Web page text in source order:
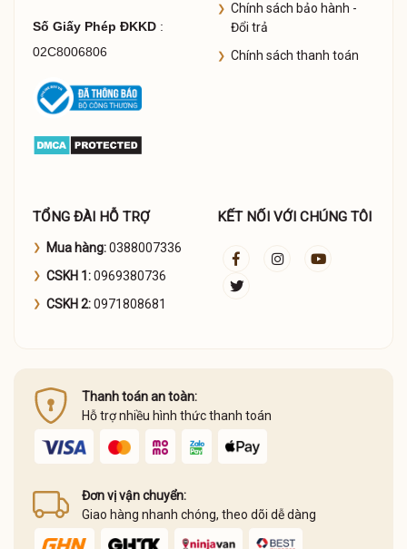
Số Giấy Phép ĐKKD:
02C8006806
Chính sách bảo hành -
Đổi trả
Chính sách thanh toán
TỔNG ĐÀI HỖ TRỢ
Mua hàng:0388007336
CSKH 1:0969380736
CSKH 2:0971808681
KẾT NỐI VỚI CHÚNG TÔI
Thanh toán an toàn:
Hỗ trợ nhiều hình thức thanh toán
Đơn vị vận chuyển:
Giao hàng nhanh chóng, theo dõi dễ dàng